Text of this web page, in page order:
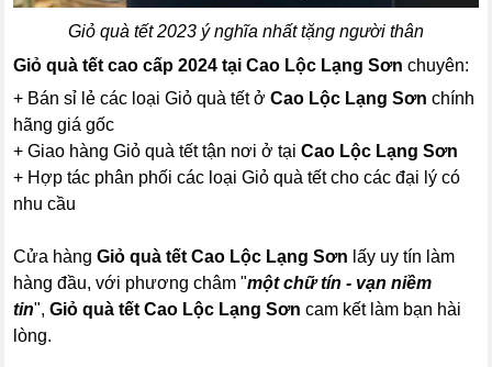
Giỏ quà tết 2023 ý nghĩa nhất tặng người thân
Giỏ quà tết cao cấp 2024 tại Cao Lộc Lạng Sơnchuyên:
+ Bán sỉ lẻ các loại Giỏ quà tết ởCao Lộc Lạng Sơn chính
hãng giá gốc
+ Giao hàng Giỏ quà tết tận nơi ở tạiCao Lộc Lạng Sơn
+ Hợp tác phân phối các loại Giỏ quà tết cho các đại lý có
nhu cầu
Cửa hàngGiỏ quà tết Cao Lộc Lạng Sơn lấy uy tín làm
hàng đầu, với phương châm "một chữ tín - vạn niềm
tin",Giỏ quà tết Cao Lộc Lạng Sơn cam kết làm bạn hài
lòng.